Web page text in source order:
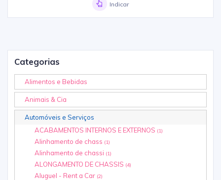
Categorias
Alimentos e Bebidas
Animais & Cia
Automóveis e Serviços
ACABAMENTOS INTERNOS E EXTERNOS (1)
Alinhamento de chass (1)
Alinhamento de chassi (1)
ALONGAMENTO DE CHASSIS (4)
Aluguel - Rent a Car (2)
Indicar